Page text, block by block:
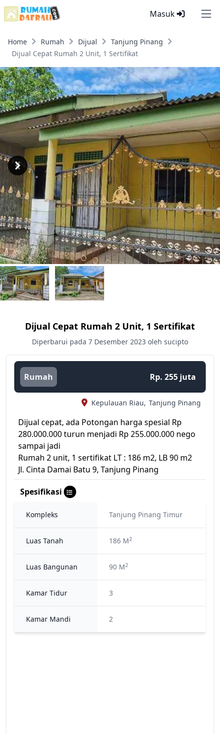
Masuk
Home Rumah Dijual
Tanjung Pinang
Dijual Cepat Rumah 2 Unit, 1 Sertifikat
Previous
Next
Dijual Cepat Rumah 2 Unit, 1 Sertifikat
Diperbarui pada 7 Desember 2023 oleh sucipto
Rumah Rp. 255 juta
Kepulauan Riau, Tanjung Pinang
Dijual cepat, ada Potongan harga spesial Rp
280.000.000 turun menjadi Rp 255.000.000 nego
sampai jadi
Rumah 2 unit, 1 sertifikat LT : 186 m2, LB 90 m2
Jl. Cinta Damai Batu 9, Tanjung Pinang
Spesifikasi
Kompleks Tanjung Pinang Timur
Luas Tanah 186 M2
Luas Bangunan 90 M2
Kamar Tidur 3
Kamar Mandi 2